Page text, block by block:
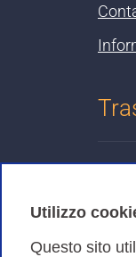
Utilizzo
Questo sito